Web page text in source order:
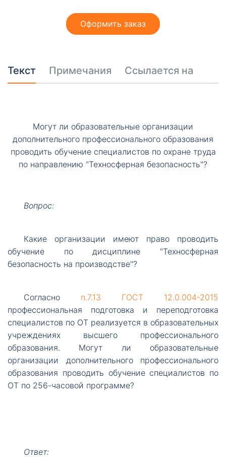
Оформить заказ
Текст Примечания Ссылается на
Могут ли образовательные организации
дополнительного профессионального образования
проводить обучение специалистов по охране труда
по направлению "Техносферная безопасность"?
Вопрос:
Какие
организации имеют право проводить
обучение по дисциплине "Техносферная
безопасность на производстве"?
Согласно
п.7.13 ГОСТ 12.0.004-2015
профессиональная подготовка и переподготовка
специалистов по ОТ реализуется в образовательных
учреждениях высшего профессионального
образования. Могут ли образовательные
организации дополнительного профессионального
образования проводить обучение специалистов по
ОТ по 256-часовой программе?
Ответ: